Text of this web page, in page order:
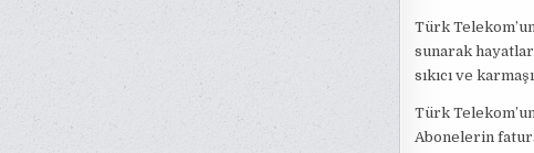
Türk
sunarak
sıkıcı ve
Türk
Abonelerin